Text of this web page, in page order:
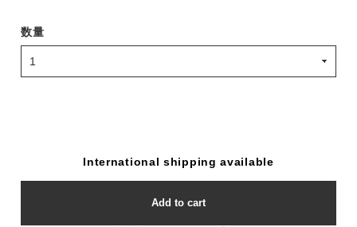
数量
International shipping available
Add to cart